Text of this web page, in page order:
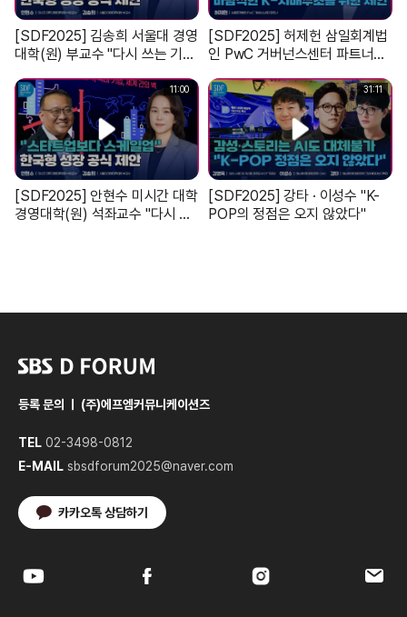
[SDF2025] 김송희 서울대 경영
대학(원) 부교수 "다시 쓰는 기업
찾는 한국형 성장 전략"
[SDF2025] 허제헌 삼일회계법
인 PwC 거버넌스센터 파트너
K-기업지배구조의 미래"
11:00
[SDF2025] 안현수 미시간 대학
경영대학(원) 석좌교수 "다시 쓰
31:11
[SDF2025] 강타 · 이성수 "K-
POP의 정점은 오지 않았다"
등록 문의 ㅣ (주)에프엠커뮤니케이션즈
TEL 02-3498-0812
E-MAIL sbsdforum2025@naver.com
카카오톡 상담하기